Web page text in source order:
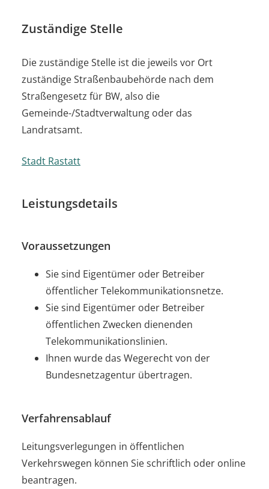
Zuständige Stelle
Die zuständige Stelle ist die jeweils vor Ort
zuständige Straßenbaubehörde nach dem
Straßengesetz für BW, also die
Gemeinde-/Stadtverwaltung oder das
Landratsamt.
Stadt Rastatt
Leistungsdetails
Voraussetzungen
Sie sind Eigentümer oder Betreiber
öffentlicher Telekommunikationsnetze.
Sie sind Eigentümer oder Betreiber
öffentlichen Zwecken dienenden
Telekommunikationslinien.
Ihnen wurde das Wegerecht von der
Bundesnetzagentur übertragen.
Verfahrensablauf
Leitungsverlegungen in öffentlichen
Verkehrswegen können Sie schriftlich oder online
beantragen.